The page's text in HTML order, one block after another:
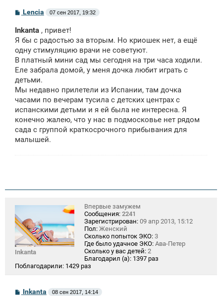
С
б
щ
н
и
Lencia 07 сен 2017, 19:32
Inkanta , привет!
Я бы с радостью за вторым. Но криошек нет, а ещё
одну стимуляцию врачи не советуют.
В платный мини сад мы сегодня на три часа ходили.
Еле забрала домой, у меня дочка любит играть с
детьми.
Мы недавно прилетели из Испании, там дочка
часами по вечерам тусила с детских центрах с
испанскими детьми и я ей была не интересна. Я
конечно жалею, что у нас в подмосковье нет рядом
сада с группой краткосрочного прибывания для
малышей.
Inkanta
Впервые замужем
Сообщения: 2241
Зарегистрирован: 09 апр 2013, 15:12
Пол: Женский
Сколько попыток ЭКО: 3
Где было удачное ЭКО: Ава-Петер
Сколько у вас детей: 2
Благодарил (а): 1397 раз
Поблагодарили: 1429 раз
СInkanta 08 сен 2017, 14:14